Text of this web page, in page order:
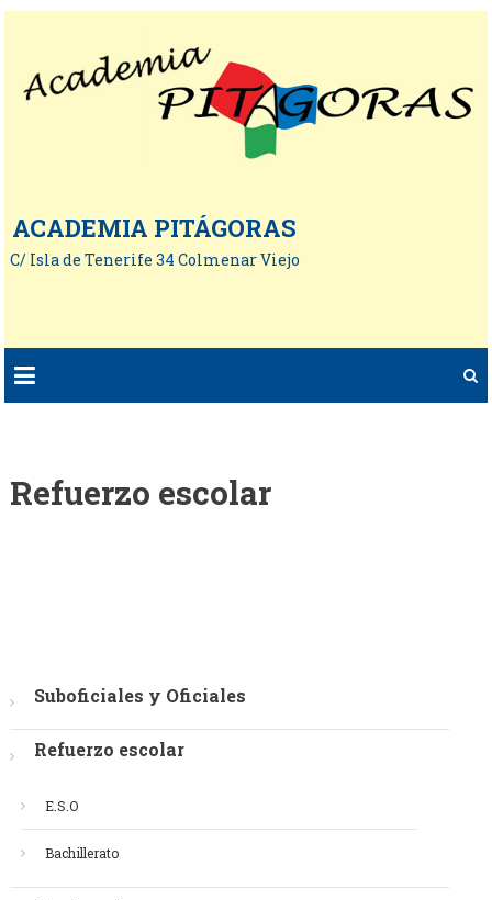
ACADEMIA PITÁGORAS
C/ Isla de Tenerife 34 Colmenar Viejo
Refuerzo escolar
Suboficiales y Oficiales
Refuerzo escolar
E.S.O
Bachillerato